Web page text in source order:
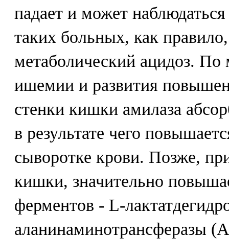
падает и может
таких больных, как
метаболический ацидоз. По
ишемии и развития
стенки кишки амилаза
в результате чего
сыворотке крови. Позже,
кишки, значительно
ферментов - L-
аланинаминотрансферазы